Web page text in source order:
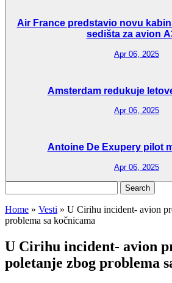
Air France predstavio novu
sedišta za avion
Apr 06, 2025
Amsterdam redukuje
Apr 06, 2025
Antoine De Exupery pilot
Apr 06, 2025
for:
Home » Vesti » U Cirihu incident- avion
problema sa kočnicama
U Cirihu incident- avion
poletanje zbog problema